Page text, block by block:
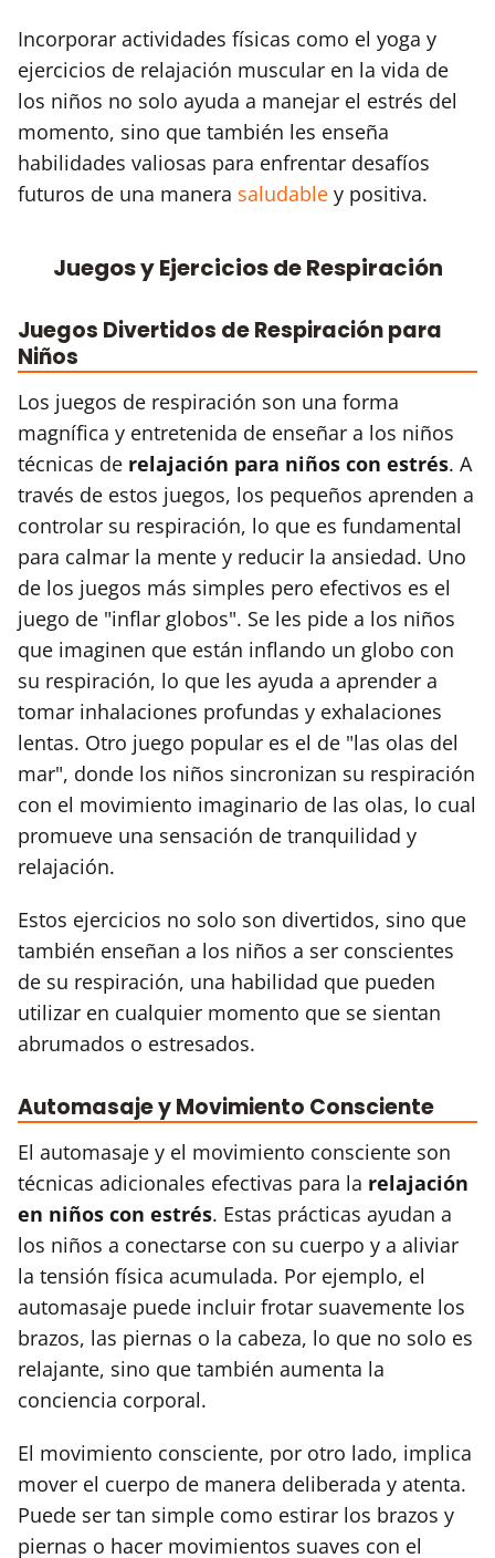
Incorporar actividades físicas como el yoga y
ejercicios de relajación muscular en la vida de
los niños no solo ayuda a manejar el estrés del
momento, sino que también les enseña
habilidades valiosas para enfrentar desafíos
futuros de una manera saludable y positiva.
Juegos y Ejercicios de Respiración
Juegos Divertidos de Respiración para
Niños
Los juegos de respiración son una forma
magnífica y entretenida de enseñar a los niños
técnicas de relajación para niños con estrés. A
través de estos juegos, los pequeños aprenden a
controlar su respiración, lo que es fundamental
para calmar la mente y reducir la ansiedad. Uno
de los juegos más simples pero efectivos es el
juego de "inflar globos". Se les pide a los niños
que imaginen que están inflando un globo con
su respiración, lo que les ayuda a aprender a
tomar inhalaciones profundas y exhalaciones
lentas. Otro juego popular es el de "las olas del
mar", donde los niños sincronizan su respiración
con el movimiento imaginario de las olas, lo cual
promueve una sensación de tranquilidad y
relajación.
Estos ejercicios no solo son divertidos, sino que
también enseñan a los niños a ser conscientes
de su respiración, una habilidad que pueden
utilizar en cualquier momento que se sientan
abrumados o estresados.
Automasaje y Movimiento Consciente
El automasaje y el movimiento consciente son
técnicas adicionales efectivas para la relajación
en niños con estrés. Estas prácticas ayudan a
los niños a conectarse con su cuerpo y a aliviar
la tensión física acumulada. Por ejemplo, el
automasaje puede incluir frotar suavemente los
brazos, las piernas o la cabeza, lo que no solo es
relajante, sino que también aumenta la
conciencia corporal.
El movimiento consciente, por otro lado, implica
mover el cuerpo de manera deliberada y atenta.
Puede ser tan simple como estirar los brazos y
piernas o hacer movimientos suaves con el